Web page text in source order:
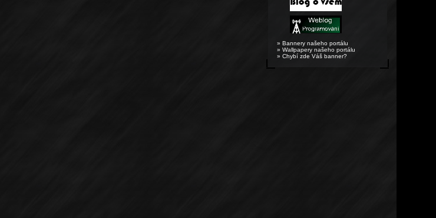
» Bannery našeho portálu
» Wallpapery našeho portálu
» Chybí zde Váš banner?